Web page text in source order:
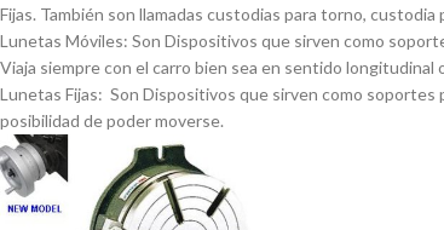
Fijas. También son llamadas custodias para torno, custodia
Lunetas Móviles: Son Dispositivos que sirven como
Viaja siempre con el carro bien sea en sentido longitudinal
Lunetas Fijas: Son Dispositivos que sirven como soportes
posibilidad de poder moverse.